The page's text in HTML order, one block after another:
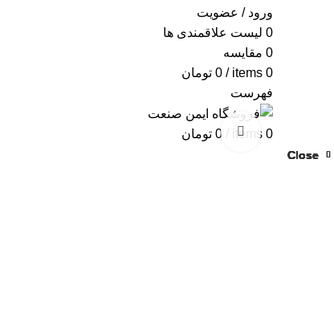
ورود / عضویت
0 لیست علاقمندی ها
0 مقایسه
0
items
/
0 تومان
فهرست
0
items
/
0 تومان
بزرگنمایی تصویر
Close
Close
Close
Close
Close
Close
Close
Close